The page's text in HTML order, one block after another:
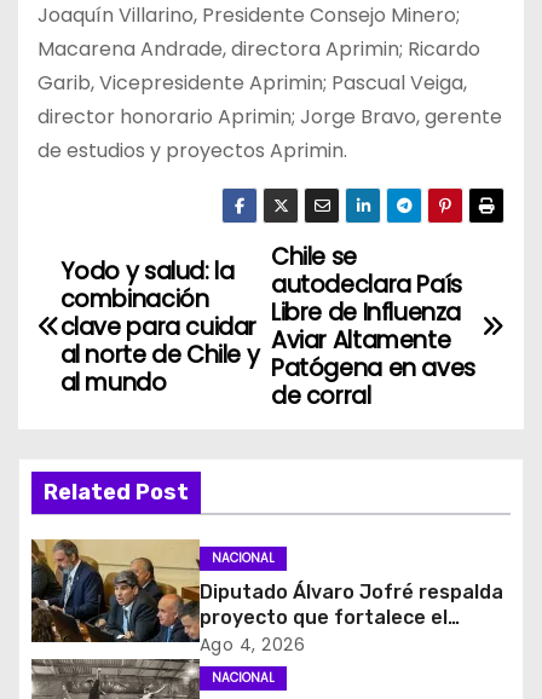
Joaquín Villarino, Presidente Consejo Minero;
Macarena Andrade, directora Aprimin; Ricardo
Garib, Vicepresidente Aprimin; Pascual Veiga,
director honorario Aprimin; Jorge Bravo, gerente
de estudios y proyectos Aprimin.
N
a
g
a
c
i
ó
Chile se
autodeclara País
Libre de Influenza
Aviar Altamente
Patógena en aves
de corral
Yodo y salud: la
combinación
clave para cuidar
al norte de Chile y
al mundo
Related Post
NACIONAL
Diputado Álvaro Jofré respalda
proyecto que fortalece el
control de identidad durante
estados de excepción
Ago 4, 2026
NACIONAL